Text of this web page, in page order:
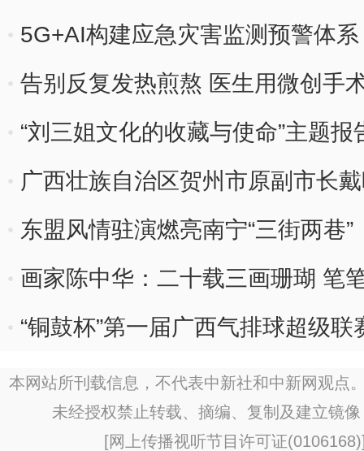
5G+AI构建应急灾害监测预警体
线
告别反复发热煎熬 医生用微创手
疾
“刘三姐文化的收藏与使命”主题
广西壮族自治区贺州市原副市长戴
东盟风情驻演燃亮南宁“三街两巷”
画家陈中华：二十载三画珊瑚 笔
“铜鼓杯”第一届广西气排球超级
本网站所刊载信息，不代表中新社和中新网观点
未经授权禁止转载、摘编、复制及建立镜
[网上传播视听节目许可证(0106168)